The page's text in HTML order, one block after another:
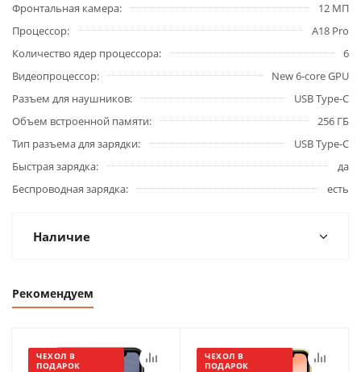
Фронтальная камера
12 МП
Процессор
A18 Pro
Количество ядер процессора
6
Видеопроцессор
New 6‑core GPU
Разъем для наушников
USB Type-C
Объем встроенной памяти
256 ГБ
Тип разъема для зарядки
USB Type-C
Быстрая зарядка
да
Беспроводная зарядка
есть
Наличие
Рекомендуем
ЧЕХОЛ В
ПОДАРОК
ЧЕХОЛ В
ПОДАРОК